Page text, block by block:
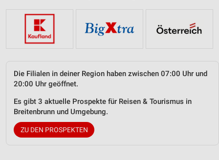
Die Filialen in deiner Region haben zwischen 07:00 Uhr und
20:00 Uhr geöffnet.
Es gibt 3 aktuelle Prospekte für Reisen & Tourismus in
Breitenbrunn und Umgebung.
ZU DEN PROSPEKTEN